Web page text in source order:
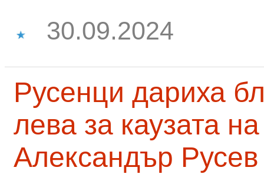
30.09.2024
Русенци дариха
лева за каузата
Александър Русев